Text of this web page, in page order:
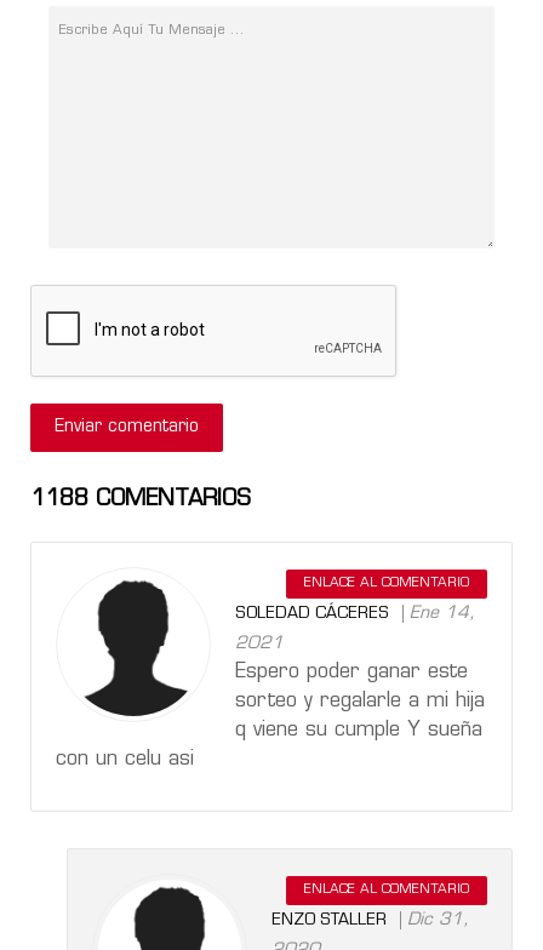
1188 COMENTARIOS
ENLACE AL COMENTARIO
SOLEDAD CÁCERES
Ene 14,
2021
Espero poder ganar este
sorteo y regalarle a mi hija
q viene su cumple Y sueña
con un celu asi
ENLACE AL COMENTARIO
ENZO STALLER
Dic 31,